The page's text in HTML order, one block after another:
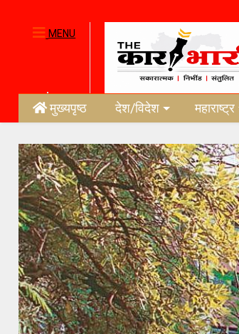
MENU
मुख्यपृष्ठ देश/विदेश महाराष्ट्र